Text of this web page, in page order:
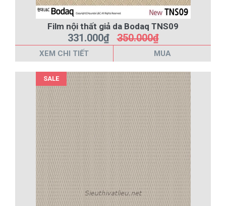
Film nội thất giả da Bodaq TNS09
331.000₫350.000₫
XEM CHI TIẾT MUA
SALE